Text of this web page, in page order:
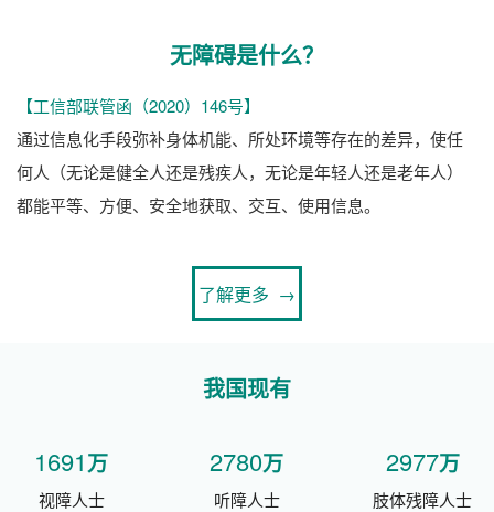
无障碍是什么？
【工信部联管函（2020）146号】
通过信息化手段弥补身体机能、所处环境等存在的差异，使任
何人（无论是健全人还是残疾人，无论是年轻人还是老年人）
都能平等、方便、安全地获取、交互、使用信息。
了解更多 →
我国现有
1691万
视障人士
2780万
听障人士
2977万
肢体残障人士